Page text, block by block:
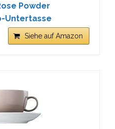
Powder
Untertasse
Siehe auf Amazon